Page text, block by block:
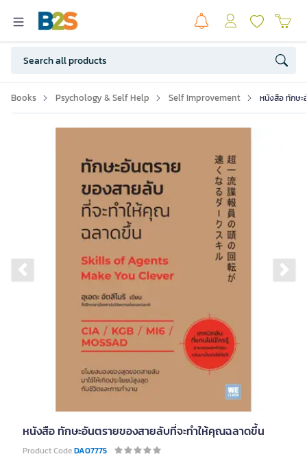
Books Psychology & Self Help Self Improvement หนังสือ ทักษะ
Previous slide
หนังสือ ทักษะอันตรายของสายลับที่จะทำให้คุณฉลาดขึ้น
Product CodeDA07775